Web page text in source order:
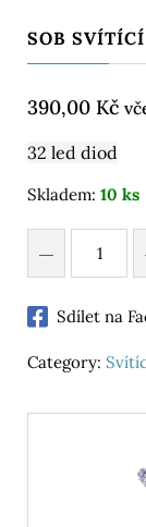
SOB
390,00 Kč
32 led diod
Skladem: 10 ks
Sdílet na
Category: